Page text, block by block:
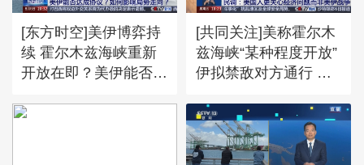
[东方时空]美伊博弈持
续 霍尔木兹海峡重新
开放在即？美伊能否达
走向？
[共同关注]美称霍尔木
兹海峡“某种程度开放”
伊拟禁敌对方通行 民
问题而非美伊战争